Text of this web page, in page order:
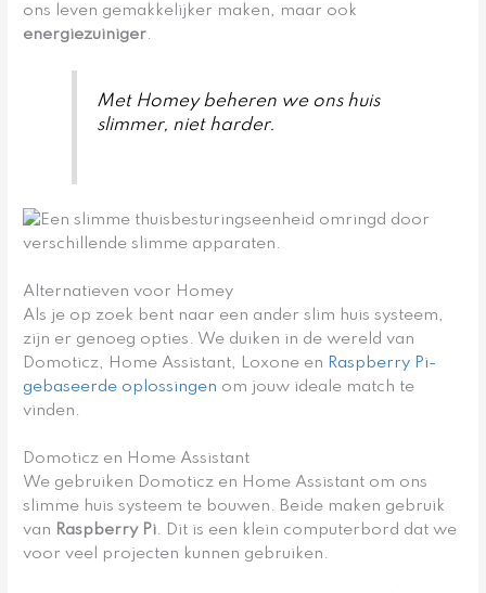
ons leven gemakkelijker maken, maar ook
energiezuiniger.
Met Homey beheren we ons huis
slimmer, niet harder.
Alternatieven voor Homey
Als je op zoek bent naar een ander slim huis systeem,
zijn er genoeg opties. We duiken in de wereld van
Domoticz, Home Assistant, Loxone en Raspberry Pi-
gebaseerde oplossingen om jouw ideale match te
vinden.
Domoticz en Home Assistant
We gebruiken Domoticz en Home Assistant om ons
slimme huis systeem te bouwen. Beide maken gebruik
van Raspberry Pi. Dit is een klein computerbord dat we
voor veel projecten kunnen gebruiken.